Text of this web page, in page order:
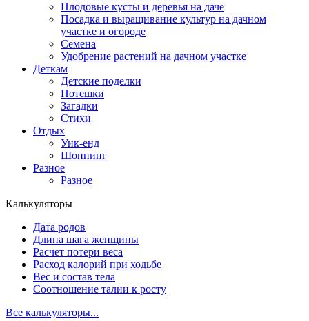
Плодовые кусты и деревья на даче
Посадка и выращивание культур на дачном
участке и огороде
Семена
Удобрение растений на дачном участке
Деткам
Детские поделки
Потешки
Загадки
Стихи
Отдых
Уик-енд
Шоппинг
Разное
Разное
Калькуляторы
Дата родов
Длина шага женщины
Расчет потери веса
Расход калорий при ходьбе
Вес и состав тела
Соотношение талии к росту
Все калькуляторы...